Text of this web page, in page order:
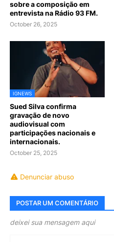
sobre a composição em
entrevista na Rádio 93 FM.
October 26, 2025
IGNEWS
Sued Silva confirma
gravação de novo
audiovisual com
participações nacionais e
internacionais.
October 25, 2025
Denunciar abuso
POSTAR UM COMENTÁRIO
deixei sua mensagem aqui